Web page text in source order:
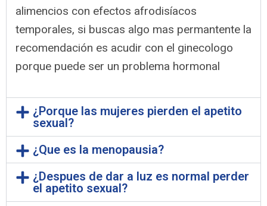
alimencios con efectos afrodisíacos
temporales, si buscas algo mas permantente la
recomendación es acudir con el ginecologo
porque puede ser un problema hormonal
¿Porque las mujeres pierden el apetito
sexual?
¿Que es la menopausia?
¿Despues de dar a luz es normal perder
el apetito sexual?